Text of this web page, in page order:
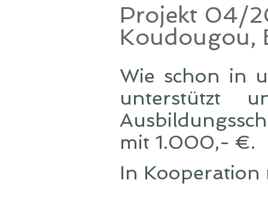
Projekt 04/
Koudougou,
Wie schon in
unterstützt
mit 1.000,-
In Kooperation